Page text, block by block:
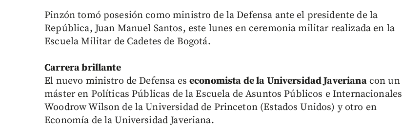
Pinzón tomó posesión como ministro de la Defensa ante el presidente de la
República, Juan Manuel Santos, este lunes en ceremonia militar realizada en la
Escuela Militar de Cadetes de Bogotá.
Carrera brillante
El nuevo ministro de Defensa es economista de la Universidad Javerianacon un
máster en Políticas Públicas de la Escuela de Asuntos Públicos e Internacionales
Woodrow Wilson de la Universidad de Princeton (Estados Unidos) y otro en
Economía de la Universidad Javeriana.